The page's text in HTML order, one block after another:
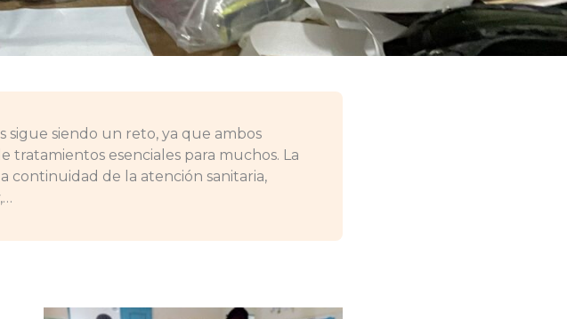
sigue siendo un reto, ya que ambos
tratamientos esenciales para muchos. La
continuidad de la atención sanitaria,